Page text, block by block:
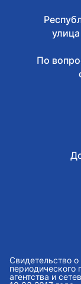
По
Свидетельство о
периодического
агентства и